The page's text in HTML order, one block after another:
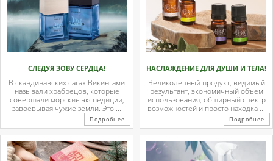
СЛЕДУЯ ЗОВУ СЕРДЦА!
В скандинавских сагах Викингами
называли храбрецов, которые
совершали морские экспедиции,
завоевывая чужие земли. Это ...
Подробнее
НАСЛАЖДЕНИЕ ДЛЯ ДУШИ И ТЕЛА!
Великолепный продукт, видимый
результант, экономичный объем
использования, обширный спектр
возможностей и просто находка ...
Подробнее